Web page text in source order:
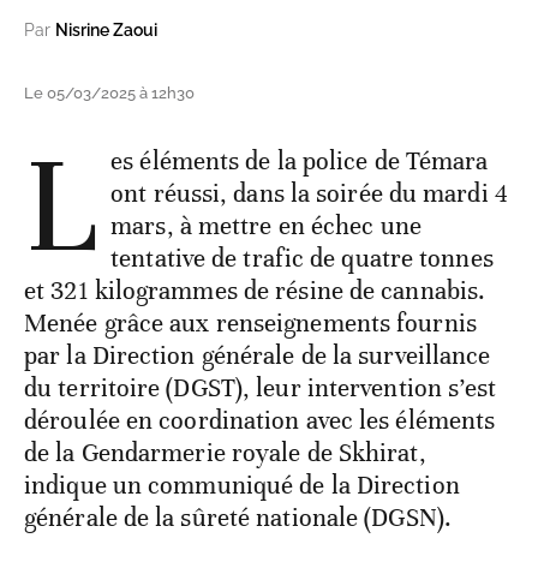
Par Nisrine Zaoui
Le 05/03/2025 à 12h30
L es éléments de la police de Témara
ont réussi, dans la soirée du mardi 4
mars, à mettre en échec une
tentative de trafic de quatre tonnes
et 321 kilogrammes de résine de cannabis.
Menée grâce aux renseignements fournis
par la Direction générale de la surveillance
du territoire (DGST), leur intervention s’est
déroulée en coordination avec les éléments
de la Gendarmerie royale de Skhirat,
indique un communiqué de la Direction
générale de la sûreté nationale (DGSN).